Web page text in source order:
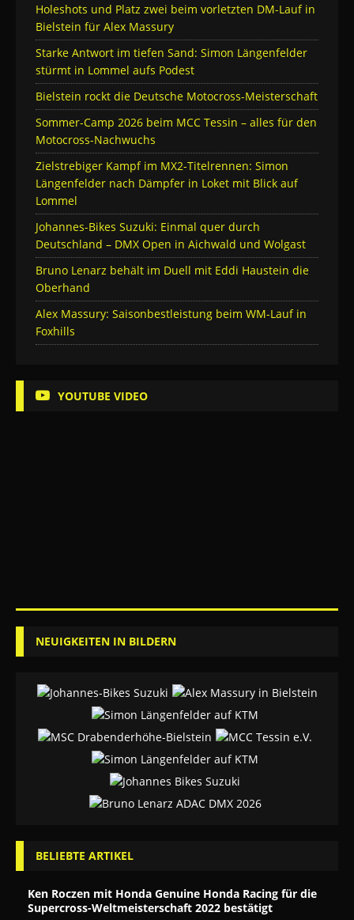
Holeshots und Platz zwei beim vorletzten DM-Lauf in
Bielstein für Alex Massury
Starke Antwort im tiefen Sand: Simon Längenfelder
stürmt in Lommel aufs Podest
Bielstein rockt die Deutsche Motocross-Meisterschaft
Sommer-Camp 2026 beim MCC Tessin – alles für den
Motocross-Nachwuchs
Zielstrebiger Kampf im MX2-Titelrennen: Simon
Längenfelder nach Dämpfer in Loket mit Blick auf
Lommel
Johannes-Bikes Suzuki: Einmal quer durch
Deutschland – DMX Open in Aichwald und Wolgast
Bruno Lenarz behält im Duell mit Eddi Haustein die
Oberhand
Alex Massury: Saisonbestleistung beim WM-Lauf in
Foxhills
YOUTUBE VIDEO
NEUIGKEITEN IN BILDERN
BELIEBTE ARTIKEL
Ken Roczen mit Honda Genuine Honda Racing für die
Supercross-Weltmeisterschaft 2022 bestätigt